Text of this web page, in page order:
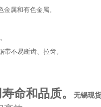
属和有色金属。
带不易断齿、拉齿。
命和品质。 无锡现